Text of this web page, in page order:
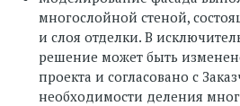
многослойной стеной,
и слоя отделки. В
решение может быть
проекта и согласовано с
необходимости деления